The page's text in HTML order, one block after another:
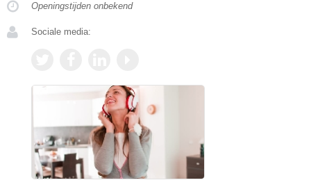
Openingstijden onbekend
Sociale media: